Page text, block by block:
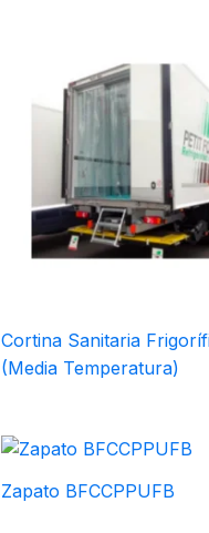
Cortina Sanitaria
(Media Temperatura)
Zapato BFCCPPUFB